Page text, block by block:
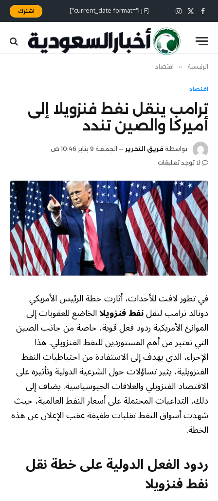
فيسبوك
X
(Twitter)
الانستغرام [current_date format="l j F"] اشترك
الرئيسية » اقتصاد
اقتصاد
ترامب ينقل نفط فنزويلا إلى
أميركا والصين تندد
بواسطة فريق التحرير
الجمعة 9 يناير 10:46 ص
لا توجد تعليقات
في تطور لافت للأحداث، أثارت خطة الرئيس الأمريكي
دونالد ترامب لنقلنفط فنزويلاالخاضع للعقوبات إلى
الموانئ الأمريكية ردود فعل قوية، خاصة من جانب الصين
التي تعتبر من أهم المستوردين للنفط الفنزويلي. هذا
الإجراء، الذي يهدف إلى الاستفادة من احتياطيات النفط
الفنزويلية، يثير تساؤلات حول الشرعية الدولية وتأثيره على
الاقتصاد الفنزويلي والعلاقات الجيوسياسية. يضاف إلى
ذلك، التداعيات المحتملة على أسعار النفط العالمية، حيث
شهدت أسواق النفط تقلبات طفيفة عقب الإعلان عن هذه
الخطة.
ردود الفعل الدولية على خطة نقل
نفط فنزويلا